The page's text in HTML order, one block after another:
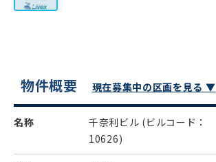
物件概要 現在募集中の区画を見る ▼
名称 千奈利ビル (ビルコード：
10626)